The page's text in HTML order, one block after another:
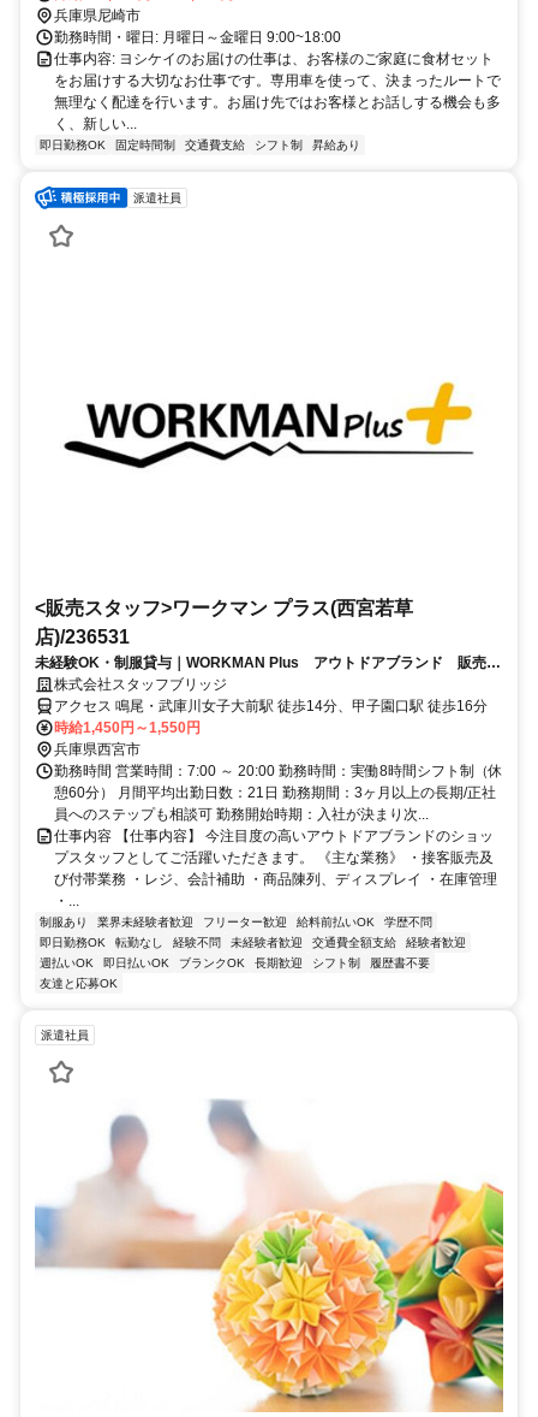
兵庫県尼崎市
勤務時間・曜日: 月曜日～金曜日 9:00~18:00
仕事内容: ヨシケイのお届けの仕事は、お客様のご家庭に食材セット
をお届けする大切なお仕事です。専用車を使って、決まったルートで
無理なく配達を行います。お届け先ではお客様とお話しする機会も多
く、新しい...
即日勤務OK 固定時間制 交通費支給 シフト制 昇給あり
派遣社員
<販売スタッフ>ワークマン プラス(西宮若草
店)/236531
未経験OK・制服貸与｜WORKMAN Plus アウトドアブランド 販売ス
タッフ 西宮若草店（兵庫）
株式会社スタッフブリッジ
アクセス 鳴尾・武庫川女子大前駅 徒歩14分、甲子園口駅 徒歩16分
時給1,450円～1,550円
兵庫県西宮市
勤務時間 営業時間：7:00 ～ 20:00 勤務時間：実働8時間シフト制（休
憩60分） 月間平均出勤日数：21日 勤務期間：3ヶ月以上の長期/正社
員へのステップも相談可 勤務開始時期：入社が決まり次...
仕事内容 【仕事内容】 今注目度の高いアウトドアブランドのショッ
プスタッフとしてご活躍いただきます。 《主な業務》 ・接客販売及
び付帯業務 ・レジ、会計補助 ・商品陳列、ディスプレイ ・在庫管理
・...
制服あり 業界未経験者歓迎 フリーター歓迎 給料前払いOK
学歴不問
即日勤務OK
転勤なし 経験不問 未経験者歓迎 交通費全額支給
経験者歓迎
週払いOK
即日払いOK ブランクOK 長期歓迎 シフト制
履歴書不要
友達と応募OK
派遣社員